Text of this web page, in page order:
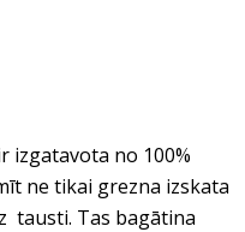
izgatavota no 100%
ne tikai grezna izskata
tausti. Tas bagātina